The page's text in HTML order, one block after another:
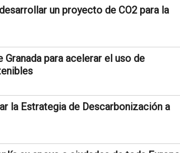
un proyecto de CO2 para la
para acelerar el uso de
la Estrategia de Descarbonización a